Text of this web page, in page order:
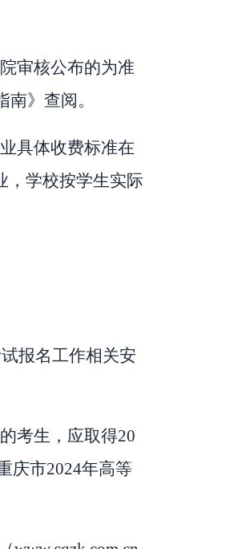
审核公布的为准
》查阅。
具体收费标准在
，学校按学生实际
报名工作相关安
考生，应取得20
庆市2024年高等